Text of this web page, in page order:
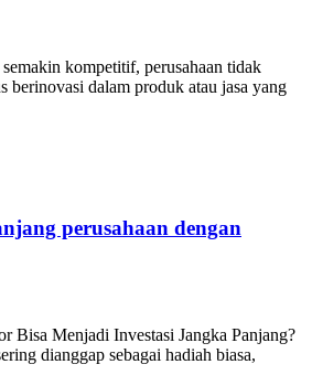
kompetitif, perusahaan tidak
berinovasi dalam produk atau jasa yang
perusahaan dengan
Bisa Menjadi Investasi Jangka Panjang?
dianggap sebagai hadiah biasa,